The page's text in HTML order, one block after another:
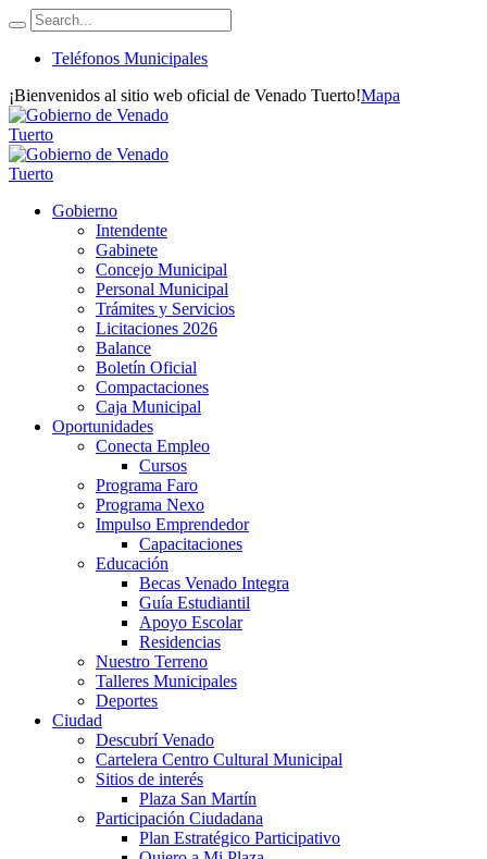
Teléfonos Municipales
¡Bienvenidos al sitio web oficial de Venado Tuerto!Mapa
Gobierno
Intendente
Gabinete
Concejo Municipal
Personal Municipal
Trámites y Servicios
Licitaciones 2026
Balance
Boletín Oficial
Compactaciones
Caja Municipal
Oportunidades
Conecta Empleo
Cursos
Programa Faro
Programa Nexo
Impulso Emprendedor
Capacitaciones
Educación
Becas Venado Integra
Guía Estudiantil
Apoyo Escolar
Residencias
Nuestro Terreno
Talleres Municipales
Deportes
Ciudad
Descubrí Venado
Cartelera Centro Cultural Municipal
Sitios de interés
Plaza San Martín
Participación Ciudadana
Plan Estratégico Participativo